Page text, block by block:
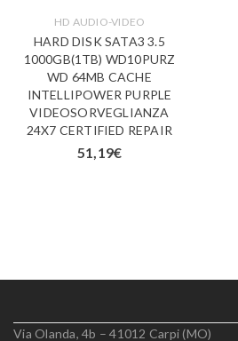
HD AUDIO-VIDEO
HARD DISK SATA3 3.5
1000GB(1TB) WD10PURZ
WD 64MB CACHE
INTELLIPOWER PURPLE
VIDEOSORVEGLIANZA
24X7 CERTIFIED REPAIR
51,19€
Via Olanda, 4b – 41012 Carpi (MO)